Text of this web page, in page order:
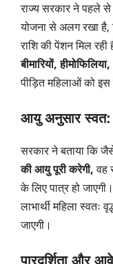
राज्य सरकार ने पहले से
योजना से अलग रखा
राशि की पेंशन मिल
बीमारियों,
पीड़ित महिलाओं को इस
आयु अनुसार स्वत:
सरकार ने बताया कि जैसे
की आयु पूरी करेगी,वह
के लिए पात्र हो
लाभार्थी महिला स्वतः
जाएगी।
पारदर्शिता और